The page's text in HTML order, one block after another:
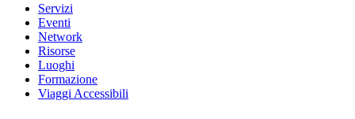
Servizi
Eventi
Network
Risorse
Luoghi
Formazione
Viaggi Accessibili